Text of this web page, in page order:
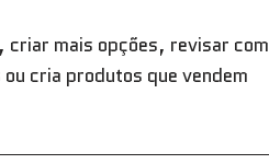
criar mais opções, revisar com
cria produtos que vendem